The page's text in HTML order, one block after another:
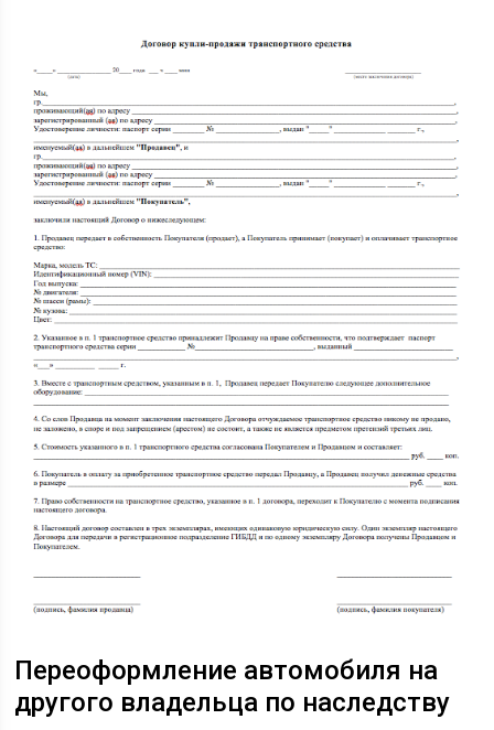
Переоформление автомобиля на
другого владельца по наследству